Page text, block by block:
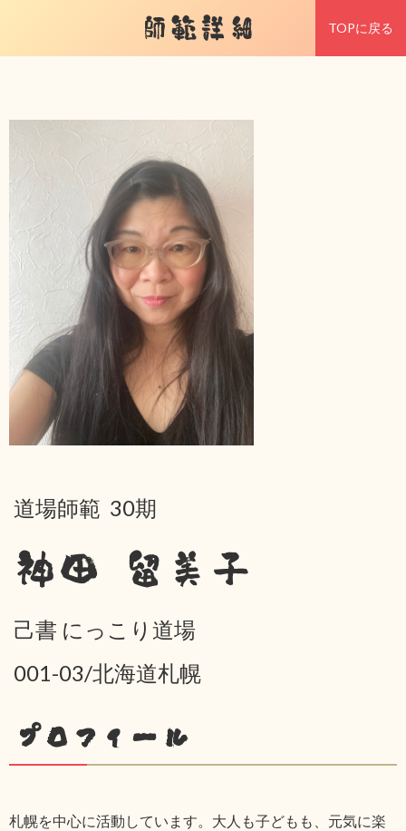
師範詳細 TOPに戻る
道場師範 30期
神田 留美子
己書 にっこり道場
001-03/北海道札幌
プロフィール
札幌を中心に活動しています。大人も子どもも、元気に楽